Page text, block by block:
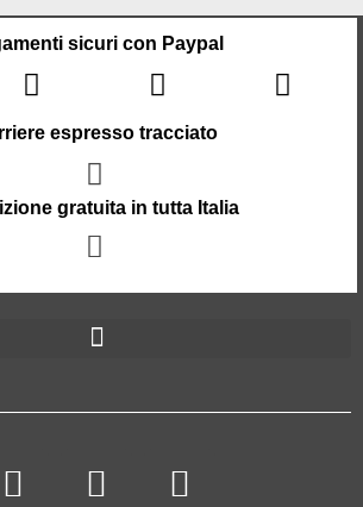
sicuri con Paypal
espresso tracciato
gratuita in tutta Italia